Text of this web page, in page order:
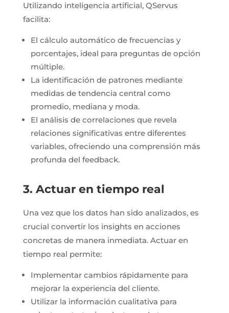
Utilizando inteligencia artificial, QServus
facilita:
El cálculo automático de frecuencias y
porcentajes, ideal para preguntas de opción
múltiple.
La identificación de patrones mediante
medidas de tendencia central como
promedio, mediana y moda.
El análisis de correlaciones que revela
relaciones significativas entre diferentes
variables, ofreciendo una comprensión más
profunda del feedback.
3. Actuar en tiempo real
Una vez que los datos han sido analizados, es
crucial convertir los insights en acciones
concretas de manera inmediata. Actuar en
tiempo real permite:
Implementar cambios rápidamente para
mejorar la experiencia del cliente.
Utilizar la información cualitativa para